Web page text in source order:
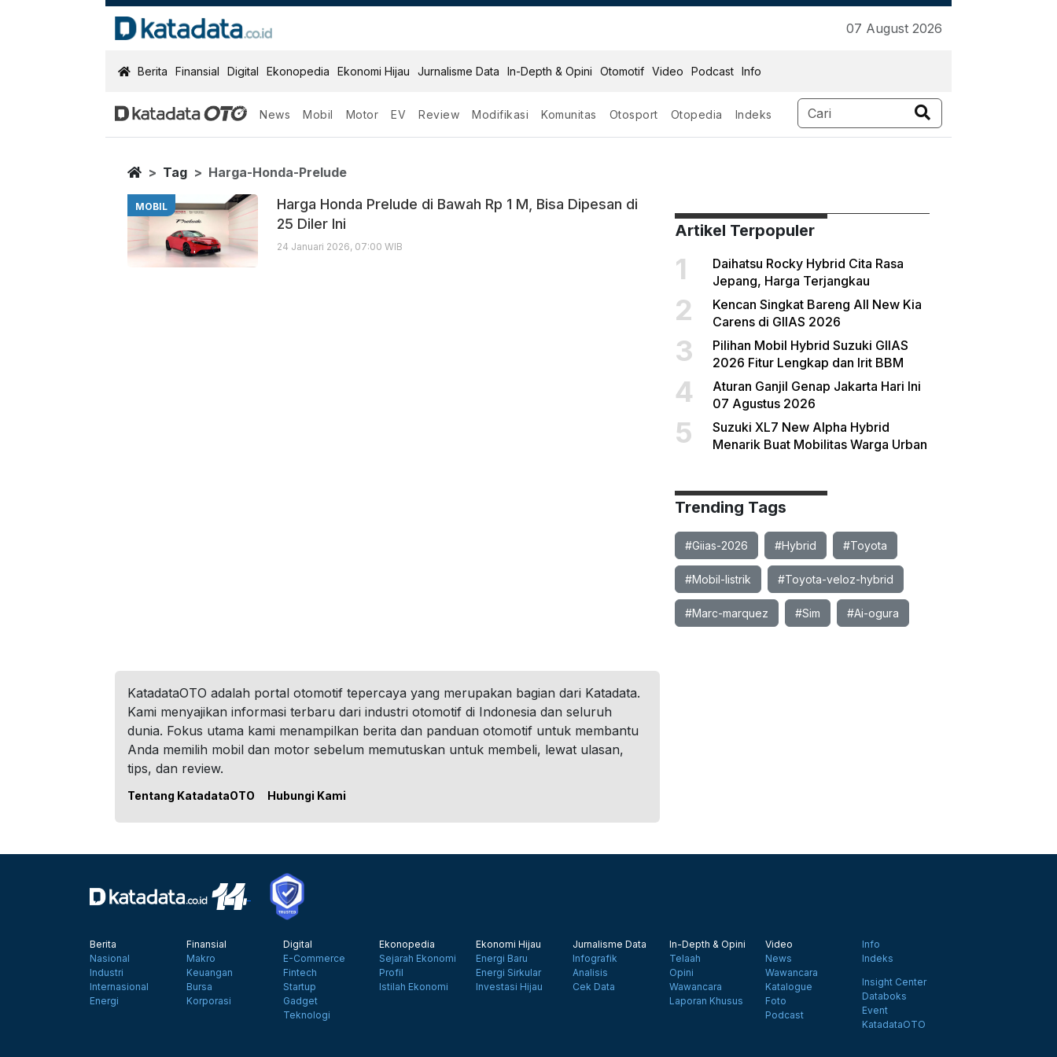
07 August 2026
KatadataOTO
Berita Finansial Digital Ekonopedia Ekonomi Hijau Jurnalisme Data In-Depth & Opini Otomotif Video Podcast Info
News Mobil Motor EV Review Modifikasi Komunitas Otosport Otopedia Indeks
Harga Honda Prelude
Berita Terbaru
Home
Tag Harga-Honda-Prelude
MOBIL
Harga Honda Prelude di Bawah Rp 1 M, Bisa Dipesan di
25 Diler Ini
24 Januari 2026, 07:00 WIB
Artikel Terpopuler
1
Daihatsu Rocky Hybrid Cita Rasa
Jepang, Harga Terjangkau
2
Kencan Singkat Bareng All New Kia
Carens di GIIAS 2026
3
Pilihan Mobil Hybrid Suzuki GIIAS
2026 Fitur Lengkap dan Irit BBM
4
Aturan Ganjil Genap Jakarta Hari Ini
07 Agustus 2026
5
Suzuki XL7 New Alpha Hybrid
Menarik Buat Mobilitas Warga Urban
Trending Tags
#Giias-2026 #Hybrid #Toyota
#Mobil-listrik #Toyota-veloz-hybrid
#Marc-marquez #Sim #Ai-ogura
KatadataOTO adalah portal otomotif tepercaya yang merupakan bagian dari Katadata.
Kami menyajikan informasi terbaru dari industri otomotif di Indonesia dan seluruh
dunia. Fokus utama kami menampilkan berita dan panduan otomotif untuk membantu
Anda memilih mobil dan motor sebelum memutuskan untuk membeli, lewat ulasan,
tips, dan review.
Tentang KatadataOTO Hubungi Kami
Berita
Nasional
Industri
Internasional
Energi
Finansial
Makro
Keuangan
Bursa
Korporasi
Digital
E-Commerce
Fintech
Startup
Gadget
Teknologi
Ekonopedia
Sejarah Ekonomi
Profil
Istilah Ekonomi
Ekonomi Hijau
Energi Baru
Energi Sirkular
Investasi Hijau
Jurnalisme Data
Infografik
Analisis
Cek Data
In-Depth & Opini
Telaah
Opini
Wawancara
Laporan Khusus
Video
News
Wawancara
Katalogue
Foto
Podcast
Info
Indeks
Insight Center
Databoks
Event
KatadataOTO